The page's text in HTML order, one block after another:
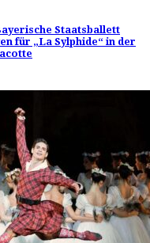
Staatsballett
für „La Sylphide“ in der